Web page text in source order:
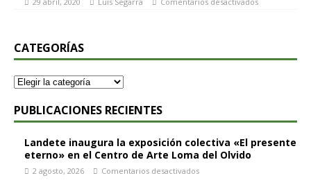
CATEGORÍAS
PUBLICACIONES RECIENTES
Landete inaugura la exposición colectiva «El presente
eterno» en el Centro de Arte Loma del Olvido
2 agosto, 2026 Comentarios desactivados